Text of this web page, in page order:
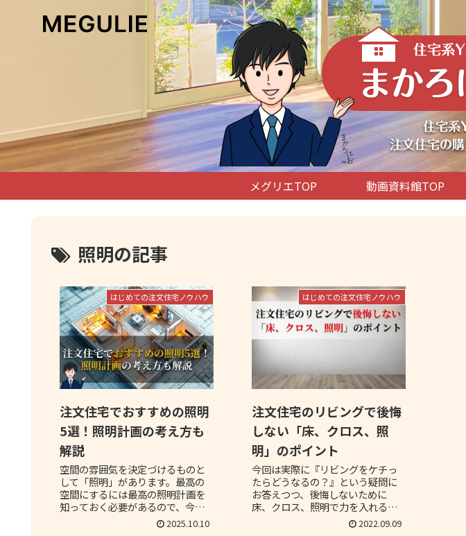
メグリエTOP 動画資料館TOP
照明の記事
はじめての注文住宅ノウハウ
注文住宅でおすすめの照明
5選！照明計画の考え方も
解説
空間の雰囲気を決定づけるものと
して「照明」があります。最高の
空間にするには最高の照明計画を
知っておく必要があるので、今回
は照明について深掘りをしていき
ます。まずは照明の基本的な構築
2025.10.10
はじめての注文住宅ノウハウ
注文住宅のリビングで後悔
しない「床、クロス、照
明」のポイント
今回は実際に『リビングをケチっ
たらどうなるの？』という疑問に
お答えつつ、後悔しないために
床、クロス、照明で力を入れるべ
きポイントについて解説します。
限られた予算の中で満足度の高い
2022.09.09